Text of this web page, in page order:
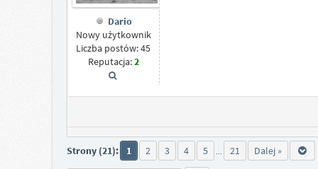
Dario
Nowy użytkownik
Liczba postów: 45
Reputacja:2
Strony (21): 1 2 3 4 5 ... 21 Dalej »